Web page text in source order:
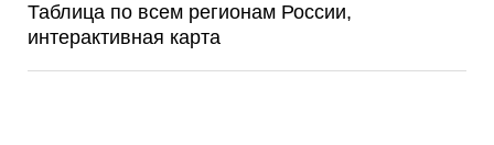
Таблица по всем регионам России,
интерактивная карта